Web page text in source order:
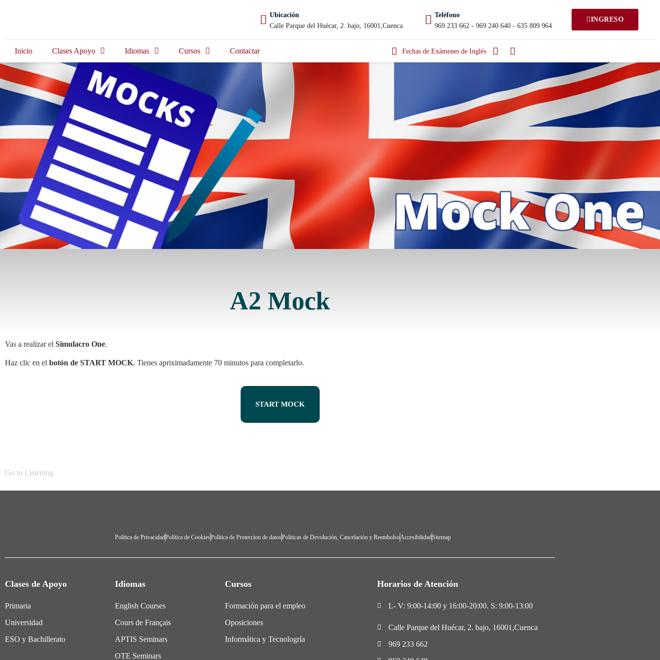
Ubicación
Calle Parque del Huécar, 2. bajo, 16001,Cuenca
Teléfono
969 233 662 - 969 240 640 - 635 809 964
INGRESO
Inicio Clases Apoyo Idiomas Cursos Contactar Fechas de Exámenes de Inglés
A2 Mock
Vas a realizar el Simulacro One.
Haz clic en el botón de START MOCK. Tienes apriximadamente 70 minutos para completarlo.
START MOCK
Go to Listening.
Política de PrivacidadPolítica de CookiesPolítica de Proteccion de datosPoliticas de Devolución, Cancelación y ReembolsoAccesibilidadSitemap
Clases de Apoyo
Primaria
Universidad
ESO y Bachillerato
Idiomas
English Courses
Cours de Français
APTIS Seminars
OTE Seminars
Cursos
Formación para el empleo
Oposiciones
Informática y Tecnologría
Horarios de Atención
L- V: 9:00-14:00 y 16:00-20:00. S: 9:00-13:00
Calle Parque del Huécar, 2. bajo, 16001,Cuenca
969 233 662